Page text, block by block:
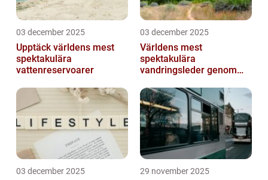
03 december 2025
Upptäck världens mest
spektakulära
vattenreservoarer
03 december 2025
Världens mest
spektakulära
vandringsleder genom
03 december 2025 29 november 2025